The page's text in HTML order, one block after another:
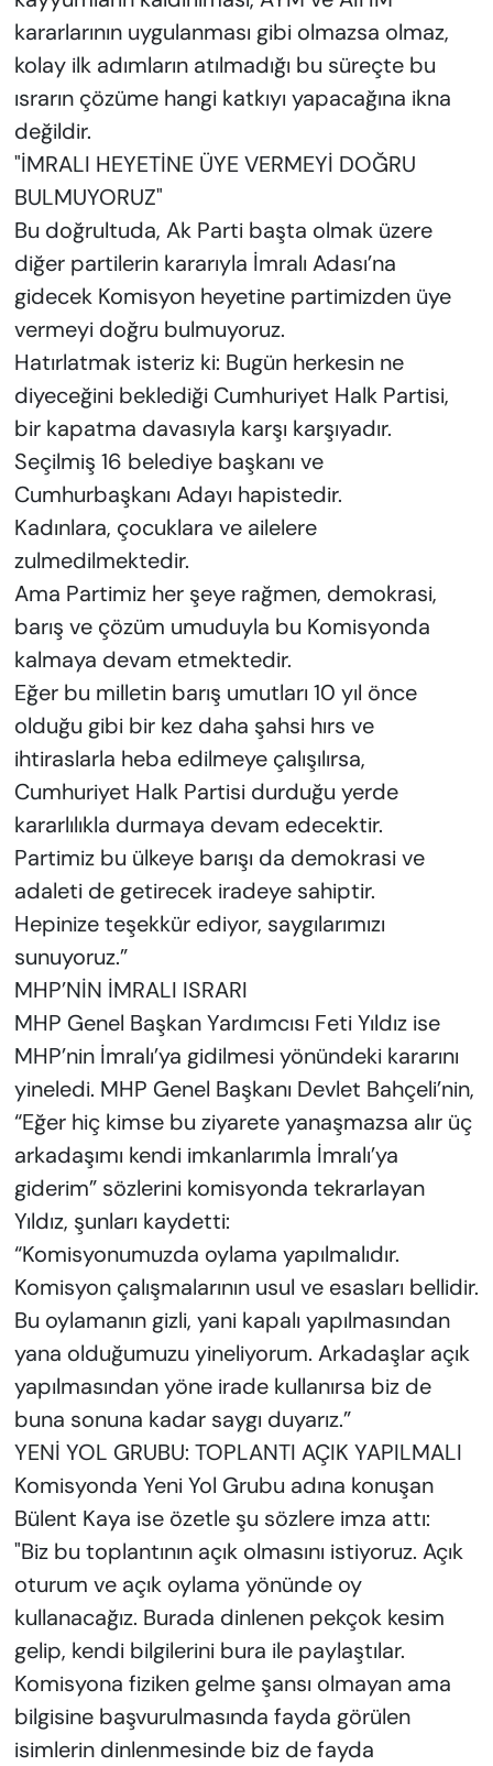
kararlarının uygulanması gibi olmazsa olmaz,
kolay ilk adımların atılmadığı bu süreçte bu
ısrarın çözüme hangi katkıyı yapacağına ikna
değildir.
"İMRALI HEYETİNE ÜYE VERMEYİ DOĞRU
BULMUYORUZ"
Bu doğrultuda, Ak Parti başta olmak üzere
diğer partilerin kararıyla İmralı Adası’na
gidecek Komisyon heyetine partimizden üye
vermeyi doğru bulmuyoruz.
Hatırlatmak isteriz ki: Bugün herkesin ne
diyeceğini beklediği Cumhuriyet Halk Partisi,
bir kapatma davasıyla karşı karşıyadır.
Seçilmiş 16 belediye başkanı ve
Cumhurbaşkanı Adayı hapistedir.
Kadınlara, çocuklara ve ailelere
zulmedilmektedir.
Ama Partimiz her şeye rağmen, demokrasi,
barış ve çözüm umuduyla bu Komisyonda
kalmaya devam etmektedir.
Eğer bu milletin barış umutları 10 yıl önce
olduğu gibi bir kez daha şahsi hırs ve
ihtiraslarla heba edilmeye çalışılırsa,
Cumhuriyet Halk Partisi durduğu yerde
kararlılıkla durmaya devam edecektir.
Partimiz bu ülkeye barışı da demokrasi ve
adaleti de getirecek iradeye sahiptir.
Hepinize teşekkür ediyor, saygılarımızı
sunuyoruz.”
MHP’NİN İMRALI ISRARI
MHP Genel Başkan Yardımcısı Feti Yıldız ise
MHP’nin İmralı’ya gidilmesi yönündeki kararını
yineledi. MHP Genel Başkanı Devlet Bahçeli’nin,
“Eğer hiç kimse bu ziyarete yanaşmazsa alır üç
arkadaşımı kendi imkanlarımla İmralı’ya
giderim” sözlerini komisyonda tekrarlayan
Yıldız, şunları kaydetti:
“Komisyonumuzda oylama yapılmalıdır.
Komisyon çalışmalarının usul ve esasları bellidir.
Bu oylamanın gizli, yani kapalı yapılmasından
yana olduğumuzu yineliyorum. Arkadaşlar açık
yapılmasından yöne irade kullanırsa biz de
buna sonuna kadar saygı duyarız.”
YENİ YOL GRUBU: TOPLANTI AÇIK YAPILMALI
Komisyonda Yeni Yol Grubu adına konuşan
Bülent Kaya ise özetle şu sözlere imza attı:
"Biz bu toplantının açık olmasını istiyoruz. Açık
oturum ve açık oylama yönünde oy
kullanacağız. Burada dinlenen pekçok kesim
gelip, kendi bilgilerini bura ile paylaştılar.
Komisyona fiziken gelme şansı olmayan ama
bilgisine başvurulmasında fayda görülen
isimlerin dinlenmesinde biz de fayda